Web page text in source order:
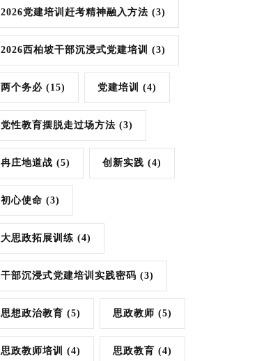
2026党建培训赶考精神融入方法 (3)
2026西柏坡干部沉浸式党建培训 (3)
两个务必 (15) 党建培训 (4)
党性教育摆脱走过场方法 (3)
冉庄地道战 (5) 创新实践 (4)
初心使命 (3)
大思政拓展训练 (4)
干部沉浸式党建培训实践密码 (3)
思想政治教育 (5) 思政教师 (5)
思政教师培训 (4) 思政教育 (4)